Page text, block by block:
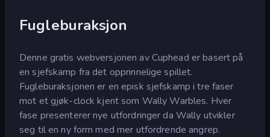
Fugleburaksjon
Denne gratis webversjonen av Cuphead er basert på
en sjefskamp fra det opprinnelige spillet.
Fugleburaksjonen er en episk sjefskamp i tre faser
mot et gjøk-clock kjent som Wally Warbles. Hver
fase presenterer nye utfordringer da Wally utvikler
seg til en ny form med mer utfordrende angrep.